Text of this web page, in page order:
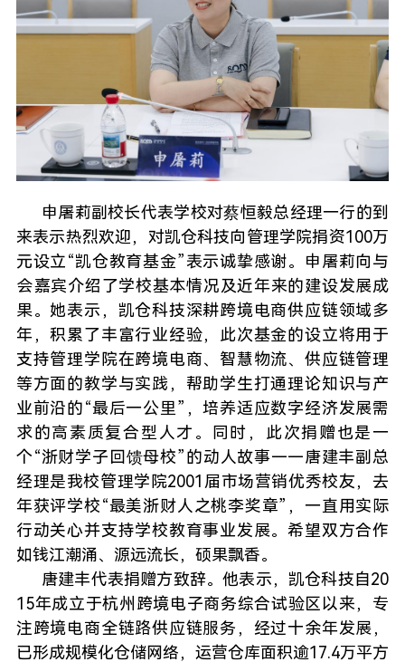
申屠莉副校长代表学校对蔡恒毅总经理一行的到
来表示热烈欢迎，对凯仓科技向管理学院捐资100万
元设立“凯仓教育基金”表示诚挚感谢。申屠莉向与
会嘉宾介绍了学校基本情况及近年来的建设发展成
果。她表示，凯仓科技深耕跨境电商供应链领域多
年，积累了丰富行业经验，此次基金的设立将用于
支持管理学院在跨境电商、智慧物流、供应链管理
等方面的教学与实践，帮助学生打通理论知识与产
业前沿的“最后一公里”，培养适应数字经济发展需
求的高素质复合型人才。同时，此次捐赠也是一
个“浙财学子回馈母校”的动人故事——唐建丰副总
经理是我校管理学院2001届市场营销优秀校友，去
年获评学校“最美浙财人之桃李奖章”，一直用实际
行动关心并支持学校教育事业发展。希望双方合作
如钱江潮涌、源远流长，硕果飘香。
唐建丰代表捐赠方致辞。他表示，凯仓科技自20
15年成立于杭州跨境电子商务综合试验区以来，专
注跨境电商全链路供应链服务，经过十余年发展，
已形成规模化仓储网络，运营仓库面积逾17.4万平方